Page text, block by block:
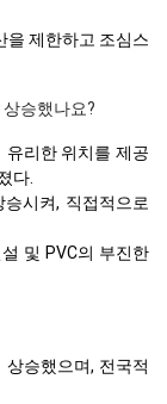
을 제한하고 조심스
승했나요?
리한 위치를 제공
다.
시켜, 직접적으로
및 PVC의 부진한
승했으며, 전국적